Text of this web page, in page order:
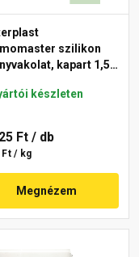
szilikon
kapart 1,5
készleten
Ft / db
Ft / kg
Megnézem